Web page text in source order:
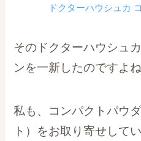
ドクターハウシュカ
そのドクターハウシュ
ンを一新したのですよね
私も、コンパクトパウ
ト）をお取り寄せして